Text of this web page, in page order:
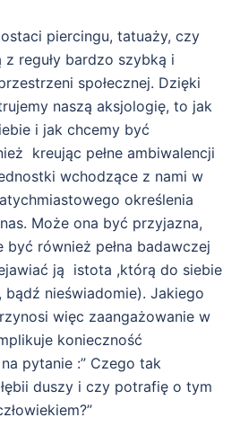
piercingu, tatuaży, czy
reguły bardzo szybką i
społecznej. Dzięki
naszą aksjologię, to jak
i jak chcemy być
kreując pełne ambiwalencji
wchodzące z nami w
określenia
Może ona być przyjazna,
również pełna badawczej
ją istota ,którą do siebie
nieświadomie). Jakiego
więc zaangażowanie w
konieczność
pytanie :” Czego tak
duszy i czy potrafię o tym